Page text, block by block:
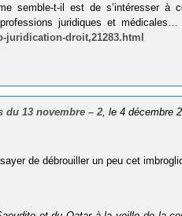
semble-t-il est de s’intéresser à
juridiques et
juridication-droit,21283.html
du 13 novembre – 2, le 4 décembre
de débrouiller un peu cet